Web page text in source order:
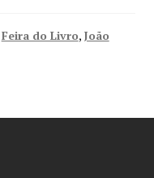
Feira do Livro, João